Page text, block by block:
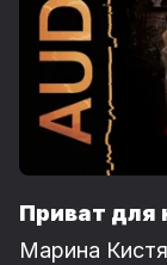
Приват для
Марина